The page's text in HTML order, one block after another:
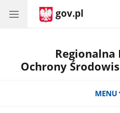
gov.pl
Regionalna
Ochrony
MENU